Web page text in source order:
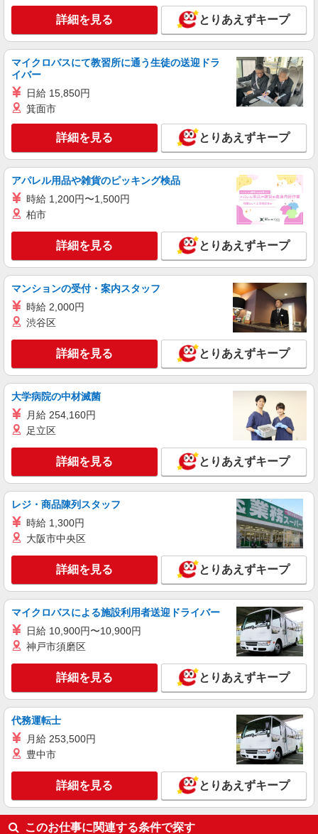
株式会社kotrio /●KB-H-1856769
岡場駅すぐ★見守り・お掃除などのシニア向け
マンションSTAFF
時給1500円〜2125円 ＜日払い有/週払い有/交
キープ 詳細を見る
派遣社員
株式会社kotrio /●KB-H-2020550
鈴蘭台駅＊高級シニアマンションでのサポート
時給1450円〜2187円 ＜日払い有/週払い有/交
通費全支給(ガソリン代含む)＞
北区≪最寄駅：鈴蘭台≫
キープ 詳細を見る
株式会社kotrio /●KB-H-1900157
＜鈴蘭台＞サ高住スタッフ＊教育体制充実
◎30代・40代活躍中
時給1450円〜2187円 ＜日払い有/週払い有/交
通費全支給(ガソリン代含む)＞
キープ 詳細を見る
派遣社員
株式会社kotrio /●KB-H-2020595
鈴蘭台駅｜まずは送迎業務で活躍しよう◎デイ
時給1450円〜2187円 ＜日払い有/週払い有/交
通費全支給(ガソリン代含む)＞
北区≪最寄駅：鈴蘭台≫
キープ 詳細を見る
派遣社員
株式会社kotrio /●KB-H-2020357
道場南口駅＊穏やかなデイサービスで生活サポ
ートのお仕事＊
時給1450円〜2187円 ＜日払い有/週払い有/交
神戸市北区 最寄り：道場南口
キープ 詳細を見る
詳細を見る とりあえずキープ
マイクロバスにて教習所に通う生徒の送迎ドラ
イバー
日給 15,850円
箕面市
詳細を見る とりあえずキープ
アパレル用品や雑貨のピッキング検品
時給 1,200円〜1,500円
柏市
詳細を見る とりあえずキープ
マンションの受付・案内スタッフ
時給 2,000円
渋谷区
詳細を見る とりあえずキープ
大学病院の中材滅菌
月給 254,160円
足立区
詳細を見る とりあえずキープ
レジ・商品陳列スタッフ
時給 1,300円
大阪市中央区
詳細を見る とりあえずキープ
マイクロバスによる施設利用者送迎ドライバー
日給 10,900円〜10,900円
神戸市須磨区
詳細を見る とりあえずキープ
代務運転士
月給 253,500円
豊中市
詳細を見る とりあえずキープ
このお仕事に関連する条件で探す